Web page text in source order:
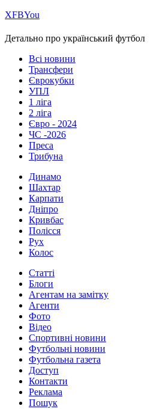
ХFBYou
Детально про український футбол
Всі новини
Трансфери
Єврокубки
УПЛ
1 ліга
2 ліга
Євро - 2024
ЧС -2026
Преса
Трибуна
Динамо
Шахтар
Карпати
Дніпро
Кривбас
Полісся
Рух
Колос
Статті
Блоги
Агентам на замітку
Агенти
Фото
Відео
Спортивні новини
Футбольні новини
Футбольна газета
Доступ
Контакти
Реклама
Пошук